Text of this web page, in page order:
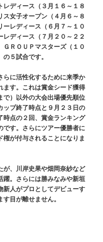
ディース（３月１６～１８
女子オープン（４月６～８
レディース（６月７～１０
ディース（７月２０～２２
ＲＯＵＰマスターズ（１０
５試合です。
に活性化するために来季か
ます。これは賞金シード獲得
）以外の大会出場優先順位
ップ終了時点と９月２３日の
時点の２回、賞金ランキング
す。さらにツアー優勝者に
が付与されることになりま
、川岸史果や畑岡奈紗など
。さらには勝みなみや新垣
新人がプロとしてデビューす
目が離せません。